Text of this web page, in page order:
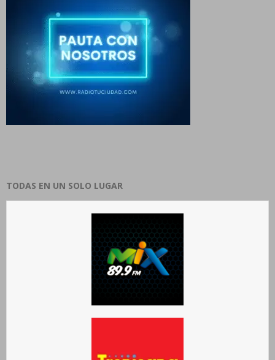
TODAS EN UN SOLO LUGAR